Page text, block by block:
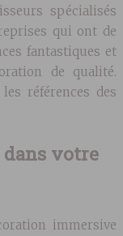
spécialisés
qui ont de
fantastiques et
de qualité.
références des
dans votre
immersive